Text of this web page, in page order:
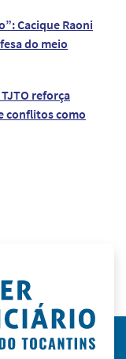
Cacique Raoni
do meio
reforça
conflitos como